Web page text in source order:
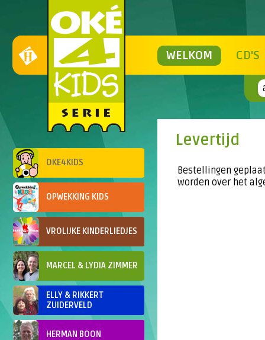
OKE4KIDS
OPWEKKING KIDS
VROLIJKE KINDERLIEDJES
MARCEL & LYDIA ZIMMER
ELLY & RIKKERT
ZUIDERVELD
HERMAN BOON
CD'S
WELKOM
Levertijd
Bestellingen
worden over het